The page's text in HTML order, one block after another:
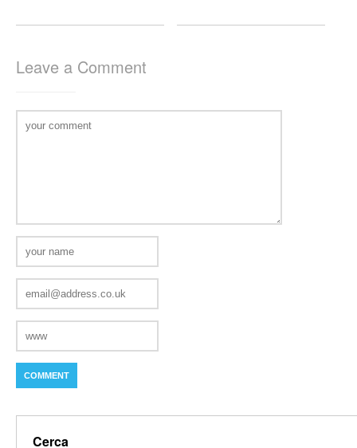
Leave a Comment
Cerca